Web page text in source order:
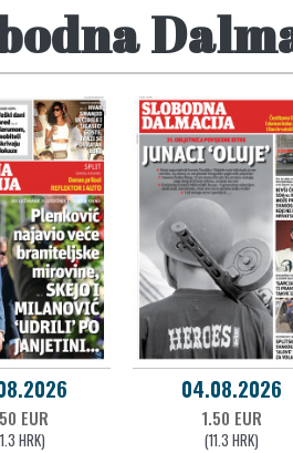
EUR
HRK)
04.08.2026
1.50 EUR
(11.3 HRK)